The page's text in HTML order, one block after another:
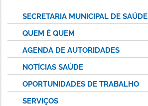
SECRETARIA MUNICIPAL DE SAÚDE
QUEM É QUEM
AGENDA DE AUTORIDADES
NOTÍCIAS SAÚDE
OPORTUNIDADES DE TRABALHO
SERVIÇOS